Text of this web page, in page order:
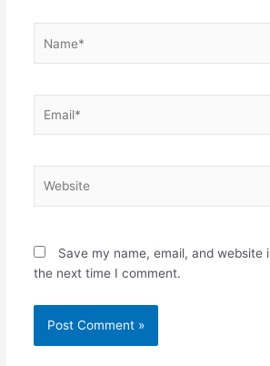
Save my name, email, and website
the next time I comment.